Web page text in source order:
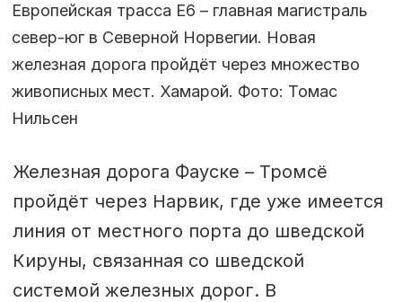
Европейская трасса E6 – главная магистраль
север-юг в Северной Норвегии. Новая
железная дорога пройдёт через множество
живописных мест. Хамарой. Фото: Томас
Нильсен
Железная дорога Фауске – Тромсё
пройдёт через Нарвик, где уже имеется
линия от местного порта до шведской
Кируны, связанная со шведской
системой железных дорог. В